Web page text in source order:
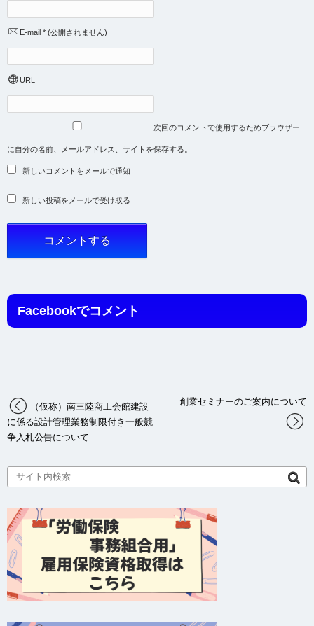
E-mail * (公開されません)
URL
次回のコメントで使用するためブラウザー
に自分の名前、メールアドレス、サイトを保存する。
新しいコメントをメールで通知
新しい投稿をメールで受け取る
Facebookでコメント
創業セミナーのご案内について
（仮称）南三陸商工会館建設
に係る設計管理業務制限付き一般競
争入札公告について